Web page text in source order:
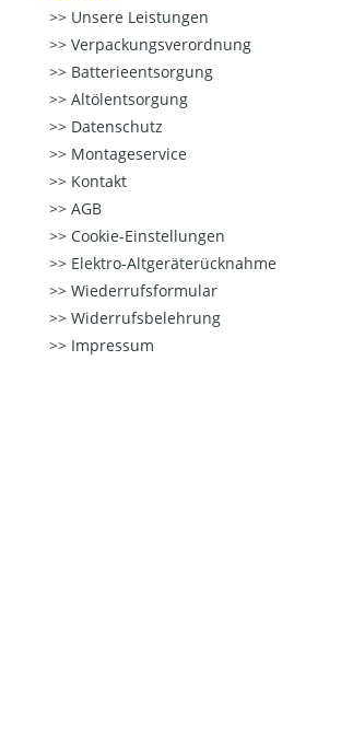
Unsere Leistungen
Verpackungsverordnung
Batterieentsorgung
Altölentsorgung
Datenschutz
Montageservice
Kontakt
AGB
Cookie-Einstellungen
Elektro-Altgeräterücknahme
Wiederrufsformular
Widerrufsbelehrung
Impressum